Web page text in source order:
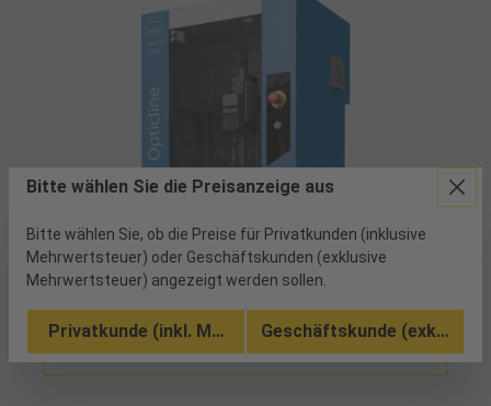
Bitte wählen Sie die Preisanzeige aus
Bitte wählen Sie, ob die Preise für Privatkunden (inklusive
Mehrwertsteuer) oder Geschäftskunden (exklusive
Mehrwertsteuer) angezeigt werden sollen.
Privatkunde (inkl. MwSt.) Geschäftskunde (exkl.